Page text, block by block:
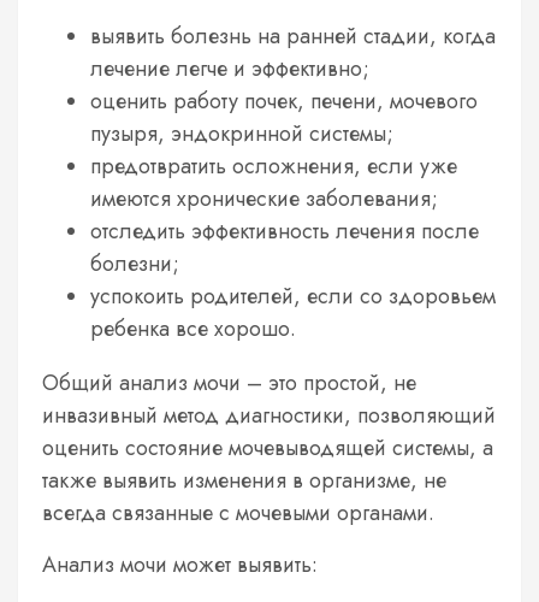
выявить болезнь на ранней стадии, когда
лечение легче и эффективно;
оценить работу почек, печени, мочевого
пузыря, эндокринной системы;
предотвратить осложнения, если уже
имеются хронические заболевания;
отследить эффективность лечения после
болезни;
успокоить родителей, если со здоровьем
ребенка все хорошо.
Общий анализ мочи – это простой, не
инвазивный метод диагностики, позволяющий
оценить состояние мочевыводящей системы, а
также выявить изменения в организме, не
всегда связанные с мочевыми органами.
Анализ мочи может выявить: